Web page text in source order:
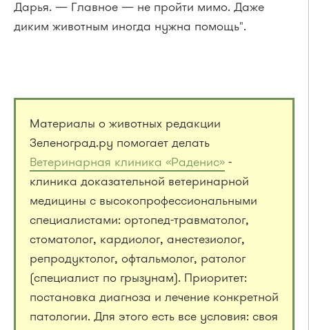
Дарья. — Главное — не пройти мимо. Даже
диким животным иногда нужна помощь".
Материалы о животных редакции
Зеленоград.ру помогает делать
Ветеринарная клиника «Раденис» -
клиника доказательной ветеринарной
медицины с высокопрофессиональными
специалистами: ортопед-травматолог,
стоматолог, кардиолог, анестезиолог,
репродуктолог, офтальмолог, ратолог
(специалист по грызунам). Приоритет:
постановка диагноза и лечение конкретной
патологии. Для этого есть все условия: своя